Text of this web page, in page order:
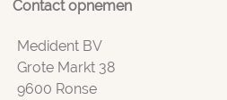
Contact opnemen
Medident BV
Grote Markt 38
9600 Ronse